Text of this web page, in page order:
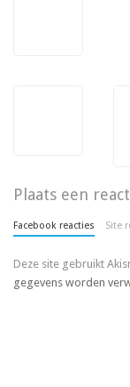
Plaats een
Facebook reacties Site
Deze site gebruikt
gegevens worden